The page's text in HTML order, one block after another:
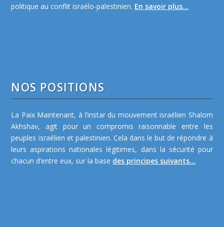
politique au conflit israélo-palestinien. En savoir plus...
NOS POSITIONS
La Paix Maintenant, à l’instar du mouvement israélien Shalom
Akhshav, agit pour un compromis raisonnable entre les
peuples israélien et palestinien. Cela dans le but de répondre à
leurs aspirations nationales légitimes, dans la sécurité pour
chacun d’entre eux, sur la base des principes suivants...